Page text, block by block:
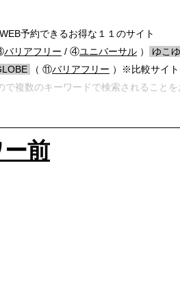
予約できるお得な１１のサイト
バリアフリー / ④ユニバーサル ） ゆこ
（ ⑪バリアフリー ）※比較サイト
複数のキーワードで検索されること
前